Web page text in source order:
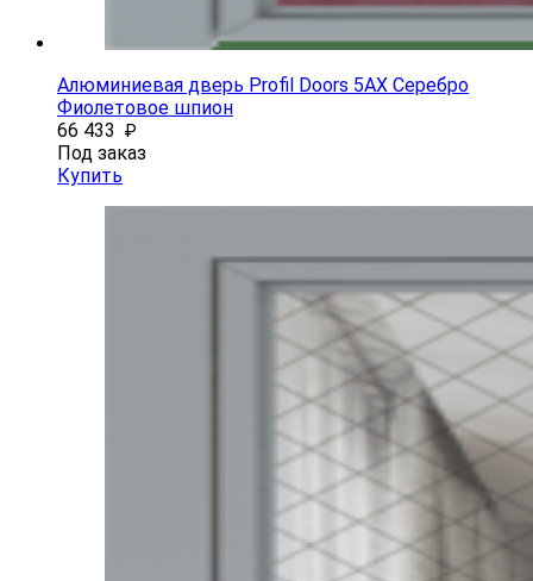
Алюминиевая дверь Profil Doors 5AX Серебро
Фиолетовое шпион
66 433 ₽
Под заказ
Купить